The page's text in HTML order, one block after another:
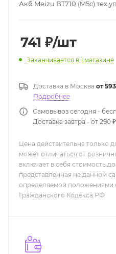
Акб Meizu BT710 (M5c)
741 ₽/шт
Заканчивается в 1 магазине
Доставка в Москва от
Подробнее
Самовывоз сегодня -
Доставка завтра - от 290 ₽
Цена действительна только
может отличаться от
включает в себя стоимость
представленная на данном
определяемой положениями
Гражданского Кодекса РФ